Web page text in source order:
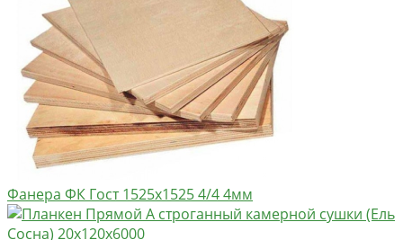
Фанера ФК Гост 1525х1525 4/4 4мм